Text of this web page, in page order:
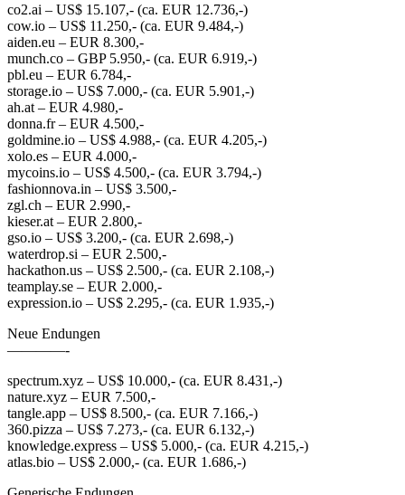
co2.ai – US$ 15.107,- (ca. EUR 12.736,-)
cow.io – US$ 11.250,- (ca. EUR 9.484,-)
aiden.eu – EUR 8.300,-
munch.co – GBP 5.950,- (ca. EUR 6.919,-)
pbl.eu – EUR 6.784,-
storage.io – US$ 7.000,- (ca. EUR 5.901,-)
ah.at – EUR 4.980,-
donna.fr – EUR 4.500,-
goldmine.io – US$ 4.988,- (ca. EUR 4.205,-)
xolo.es – EUR 4.000,-
mycoins.io – US$ 4.500,- (ca. EUR 3.794,-)
fashionnova.in – US$ 3.500,-
zgl.ch – EUR 2.990,-
kieser.at – EUR 2.800,-
gso.io – US$ 3.200,- (ca. EUR 2.698,-)
waterdrop.si – EUR 2.500,-
hackathon.us – US$ 2.500,- (ca. EUR 2.108,-)
teamplay.se – EUR 2.000,-
expression.io – US$ 2.295,- (ca. EUR 1.935,-)
Neue Endungen
————-
spectrum.xyz – US$ 10.000,- (ca. EUR 8.431,-)
nature.xyz – EUR 7.500,-
tangle.app – US$ 8.500,- (ca. EUR 7.166,-)
360.pizza – US$ 7.273,- (ca. EUR 6.132,-)
knowledge.express – US$ 5.000,- (ca. EUR 4.215,-)
atlas.bio – US$ 2.000,- (ca. EUR 1.686,-)